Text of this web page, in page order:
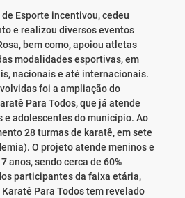
Esporte incentivou, cedeu
e realizou diversos eventos
bem como, apoiou atletas
modalidades esportivas, em
nacionais e até internacionais.
foi a ampliação do
Para Todos, que já atende
e adolescentes do município. Ao
28 turmas de karatê, em sete
O projeto atende meninos e
anos, sendo cerca de 60%
participantes da faixa etária,
Karatê Para Todos tem revelado